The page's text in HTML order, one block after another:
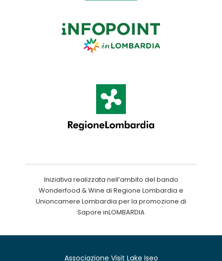
Iniziativa realizzata nell’ambito del bando
Wonderfood & Wine di Regione Lombardia e
Unioncamere Lombardia per la promozione di
Sapore inLOMBARDIA
Associazione Visit Lake Iseo